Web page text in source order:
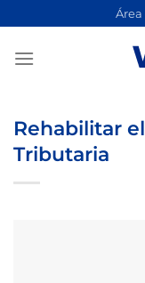
contenido
Rehabilitar
Tributaria